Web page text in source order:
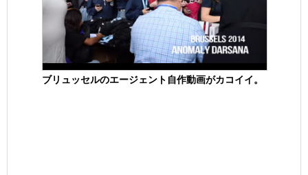
ブリュッセルのエージェント自作動画がカコイイ。